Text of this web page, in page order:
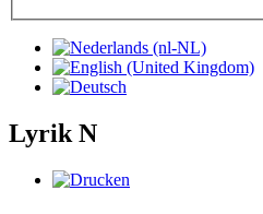
Lyrik N